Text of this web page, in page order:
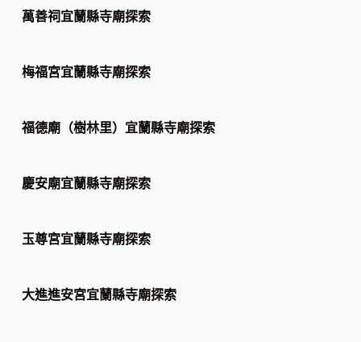
萬善祠宜蘭縣寺廟探索
梅福宮宜蘭縣寺廟探索
福德廟（樹林里）宜蘭縣寺廟探索
慶安廟宜蘭縣寺廟探索
玉尊宮宜蘭縣寺廟探索
大進進安宮宜蘭縣寺廟探索